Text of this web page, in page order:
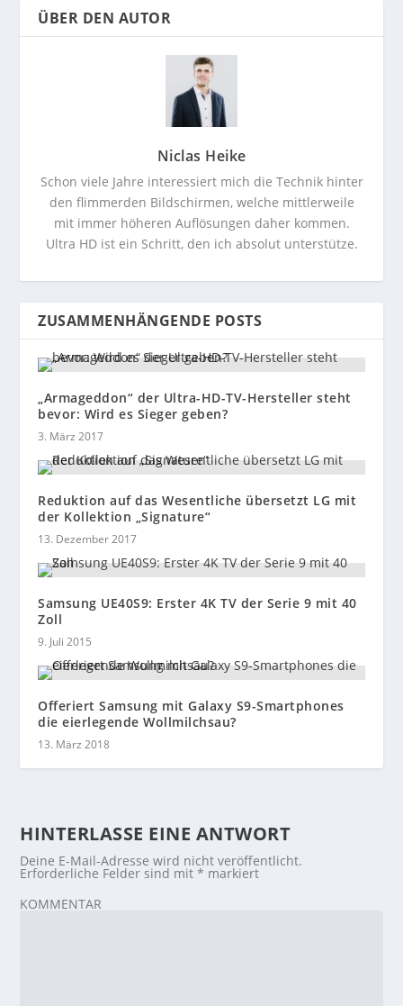
ÜBER DEN AUTOR
Niclas Heike
Schon viele Jahre interessiert mich die Technik hinter
den flimmerden Bildschirmen, welche mittlerweile
mit immer höheren Auflösungen daher kommen.
Ultra HD ist ein Schritt, den ich absolut unterstütze.
ZUSAMMENHÄNGENDE POSTS
„Armageddon“ der Ultra-HD-TV-Hersteller steht
bevor: Wird es Sieger geben?
3. März 2017
Reduktion auf das Wesentliche übersetzt LG mit
der Kollektion „Signature“
13. Dezember 2017
Samsung UE40S9: Erster 4K TV der Serie 9 mit 40
Zoll
9. Juli 2015
Offeriert Samsung mit Galaxy S9-Smartphones
die eierlegende Wollmilchsau?
13. März 2018
HINTERLASSE EINE ANTWORT
Deine E-Mail-Adresse wird nicht veröffentlicht.
Erforderliche Felder sind mit* markiert
KOMMENTAR